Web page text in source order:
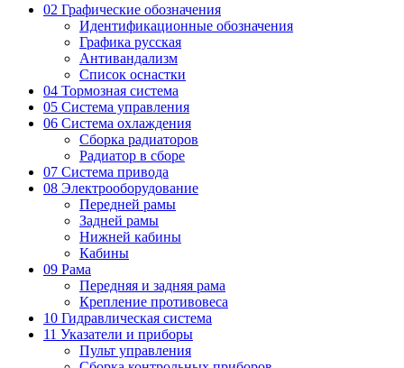
02 Графические обозначения
Идентификационные обозначения
Графика русская
Антивандализм
Список оснастки
04 Тормозная система
05 Система управления
06 Система охлаждения
Сборка радиаторов
Радиатор в сборе
07 Система привода
08 Электрооборудование
Передней рамы
Задней рамы
Нижней кабины
Кабины
09 Рама
Передняя и задняя рама
Крепление противовеса
10 Гидравлическая система
11 Указатели и приборы
Пульт управления